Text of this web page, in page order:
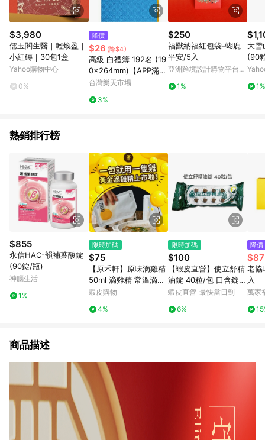
$3,980
儒玉閣生醫｜輕煥盈｜
小紅磚｜30包1盒
Yahoo購物中心
0%
降價
$26 (降$4)
高級 白禮簿 192名 (19
0x264mm)【APP滿額
下單10%點數(單一帳號
台灣樂天市場
3%
$250
福獸納福紅包袋-蝴鹿
平安/5入
亞洲跨境設計購物平台
1%
大雪
(90
1%
熱銷排行榜
$855
永信HAC-韻補葉酸錠
(90錠/瓶)
神腦生活
1%
限時加碼
$75
【原禾軒】原味滴雞精
50ml 滴雞精 常溫滴雞
精 雞精 原味雞精 常溫
蝦皮購物
4%
限時加碼
$100
【蝦皮直營】使立舒精
油錠 40粒/包 口含錠
潤喉爽聲 喉糖 喉錠 義
蝦皮直營_最快當日到
6%
降價
老協
入
萬家
商品描述